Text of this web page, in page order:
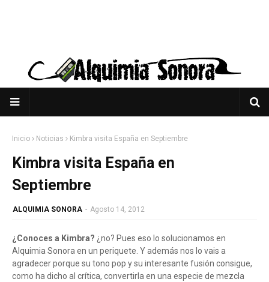
Inicio Noticias Kimbra visita España en Septiembre
Kimbra visita España en
Septiembre
ALQUIMIA SONORA - Agosto 14, 2012
¿Conoces a Kimbra? ¿no? Pues eso lo solucionamos en
Alquimia Sonora en un periquete. Y además nos lo vais a
agradecer porque su tono pop y su interesante fusión consigue,
como ha dicho al crítica, convertirla en una especie de mezcla